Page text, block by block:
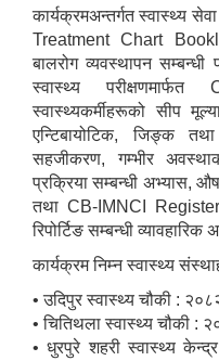
कार्यक्रमअन्तर्गत स्वास्थ्य
Treatment Chart
बालरोग व्यवस्थापन सम्बन्धी
स्वास्थ्य
स्वास्थ्यकर्मीहरूको सीप
एन्टिबायोटिक, जिङ्क
सहजीकरण, गम्भीर
प्रक्रिया सम्बन्धी अभ्यास,
तथा CB-IMNCI
रिपोर्टिङ सम्बन्धी
कार्यक्रम निम्न स्वास्थ्य
• उदिपुर स्वास्थ्य चौकी :
• चितिथला स्वास्थ्य चौकी
• धुरपुरे शहरी स्वास्थ्य